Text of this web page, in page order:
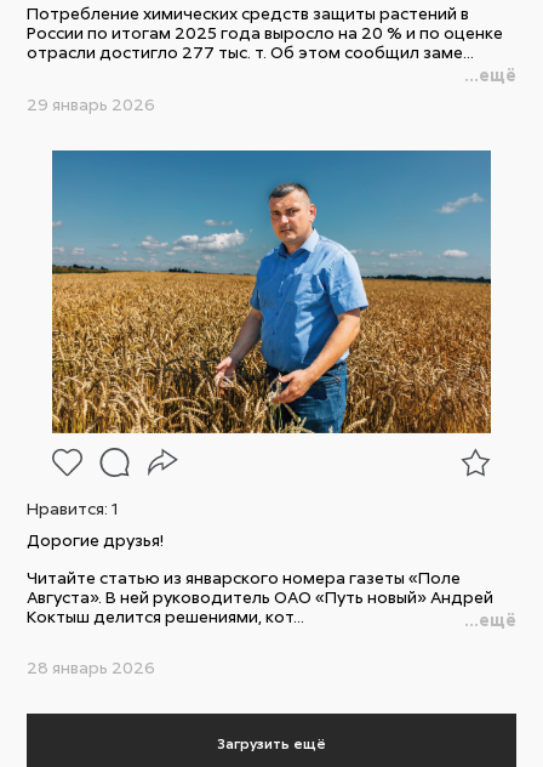
Потребление химических средств защиты растений в
России по итогам 2025 года выросло на 20 % и по оценке
отрасли достигло 277 тыс. т. Об этом сообщил заме...
...ещё
29 январь 2026
Нравится:1
Дорогие друзья!
Читайте статью из январского номера газеты «Поле
Августа». В ней руководитель ОАО «Путь новый» Андрей
Коктыш делится решениями, кот...
...ещё
28 январь 2026
Загрузить ещё